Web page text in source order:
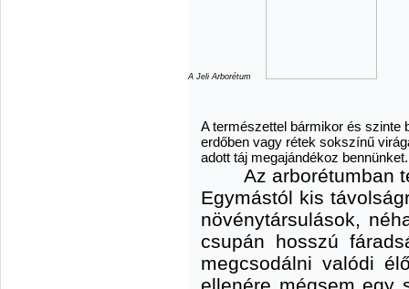
A Jeli Arborétum
A természettel bármikor és szinte
erdőben vagy rétek sokszínű
adott táj megajándékoz bennünket.
Az arborétumban
Egymástól kis
növénytársulások,
csupán hosszú
megcsodálni valódi